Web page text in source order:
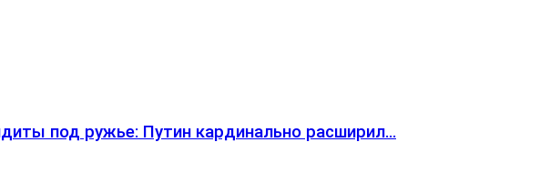
под ружье: Путин кардинально расширил…